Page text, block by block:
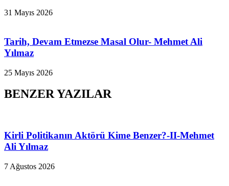
31 Mayıs 2026
Tarih, Devam Etmezse Masal Olur- Mehmet Ali
Yılmaz
25 Mayıs 2026
BENZER YAZILAR
Kirli Politikanın Aktörü Kime Benzer?-II-Mehmet
Ali Yılmaz
7 Ağustos 2026